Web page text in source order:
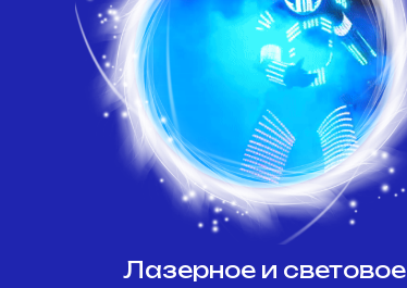
Лазерное и световое